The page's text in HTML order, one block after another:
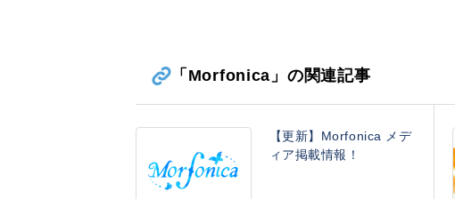
「Morfonica」の関連記事
【更新】Morfonica メデ
ィア掲載情報！